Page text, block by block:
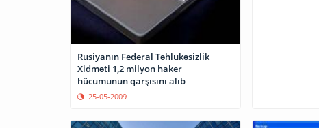
Rusiyanın Federal Təhlükəsizlik
Xidməti 1,2 milyon haker
hücumunun qarşısını alıb
25-05-2009